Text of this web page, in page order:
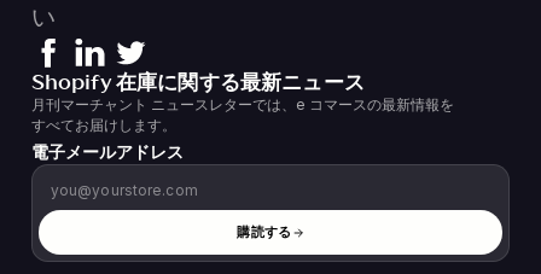
い
Shopify 在庫に関する最新ニュース
月刊マーチャント ニュースレターでは、e コマースの最新情報を
すべてお届けします。
電子メールアドレス
購読する